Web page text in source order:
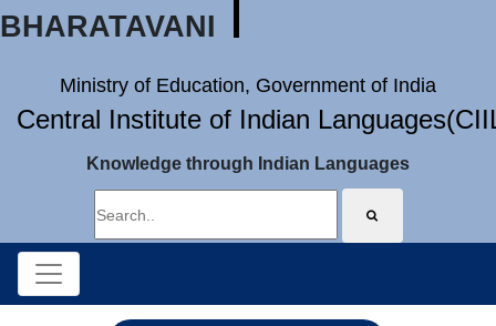
BHARATAVANI
Ministry of Education, Government of India
Central Institute of Indian
Knowledge through Indian Languages